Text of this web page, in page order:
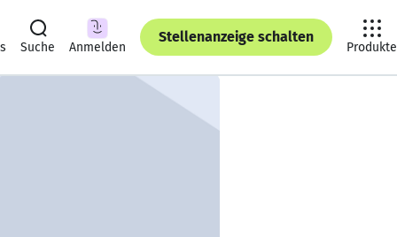
Suche Anmelden
Stellenanzeige schalten
Produkte